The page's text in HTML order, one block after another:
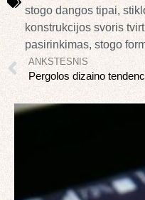
stogo dangos tipai,
konstrukcijos svoris
pasirinkimas, stogo
ANKSTESNIS